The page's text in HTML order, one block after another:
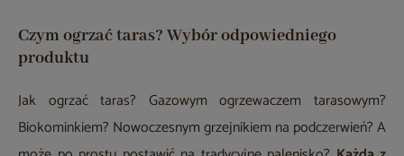
Czym ogrzać taras? Wybór odpowiedniego
produktu
Jak ogrzać taras? Gazowym ogrzewaczem tarasowym?
Biokominkiem? Nowoczesnym grzejnikiem na podczerwień? A